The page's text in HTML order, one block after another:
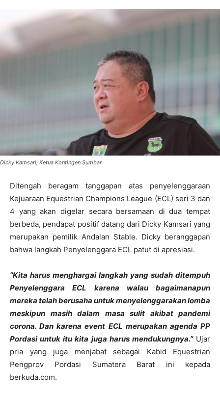
Dicky Kamsari, Ketua Kontingen Sumbar
Ditengah beragam tanggapan atas penyelenggaraan
Kejuaraan Equestrian Champions League (ECL) seri 3 dan
4 yang akan digelar secara bersamaan di dua tempat
berbeda, pendapat positif datang dari Dicky Kamsari yang
merupakan pemilik Andalan Stable. Dicky beranggapan
bahwa langkah Penyelenggara ECL patut di apresiasi.
“Kita harus menghargai langkah yang sudah ditempuh
Penyelenggara ECL karena walau bagaimanapun
mereka telah berusaha untuk menyelenggarakan lomba
meskipun masih dalam masa sulit akibat pandemi
corona. Dan karena event ECL merupakan agenda PP
Pordasi untuk itu kita juga harus mendukungnya.” Ujar
pria yang juga menjabat sebagai Kabid Equestrian
Pengprov Pordasi Sumatera Barat ini kepada
berkuda.com.